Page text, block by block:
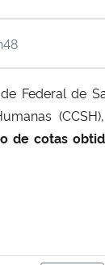
Federal de
cotas